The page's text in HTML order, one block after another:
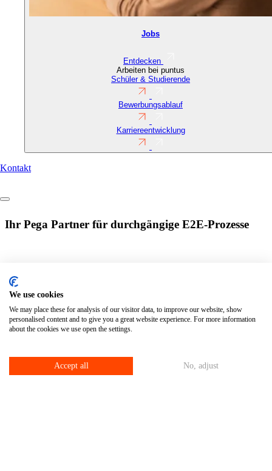
zum
Jobs
Entdecken
Arbeiten bei puntus
Schüler & Studierende
Bewerbungsablauf
Karriereentwicklung
Contact
Kontakt
Content
elements
Ihr Pega Partner für durchgängige E2E-Prozesse
Pega x puntusBenefits
Demo vereinbaren
Modules
Warum Pega und puntus gemeinsam?
Pega bietet eine Plattform, mit der Unternehmen ihre
Geschäftsprozesse digitalisieren und das Kundenerlebnis verbessern.
We use cookies
We may place these for analysis of our visitor data, to improve our website, show
personalised content and to give you a great website experience. For more information
about the cookies we use open the settings.
Accept all No, adjust